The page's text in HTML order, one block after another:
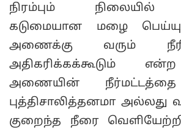
நிரம்பும் நிலையில்
கடுமையான மழை
அணைக்கு வரும்
அதிகரிக்கக்கூடும்
அணையின் நீர்மட்டத்தை
புத்திசாலித்தனமா அல்லது
குறைந்த நீரை